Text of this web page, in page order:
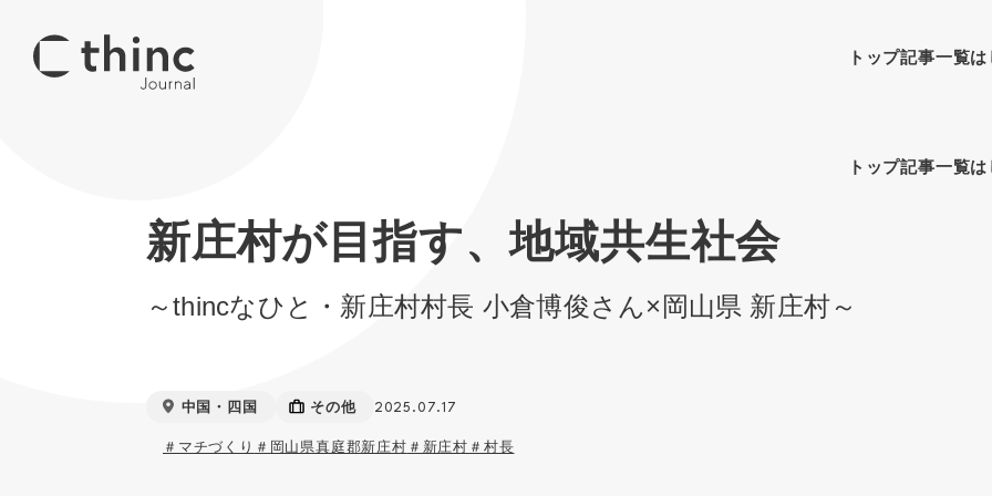
トップ記事一覧は
新庄村が目指す、地域共生社会
～thincなひと・新庄村村長 小倉博俊さん×岡山県 新庄村～
中国・四国 その他 2025.07.17
＃マチづくり ＃岡山県真庭郡新庄村 ＃新庄村 ＃村長
トップ記事一覧は